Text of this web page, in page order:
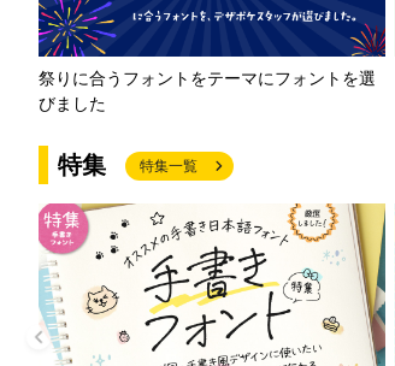
祭りに合うフォントをテーマにフォントを選
びました
特集 特集一覧